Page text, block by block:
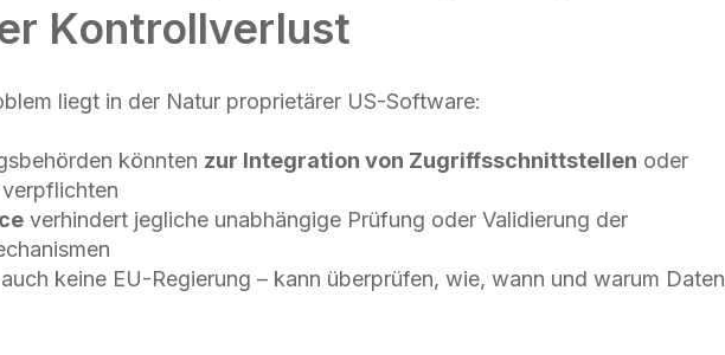
Kontrollverlust
liegt in der Natur proprietärer US-Software:
könnten zur Integration von Zugriffsschnittstellen oder
verpflichten
verhindert jegliche unabhängige Prüfung oder Validierung der
auch keine EU-Regierung – kann überprüfen, wie, wann und warum Daten